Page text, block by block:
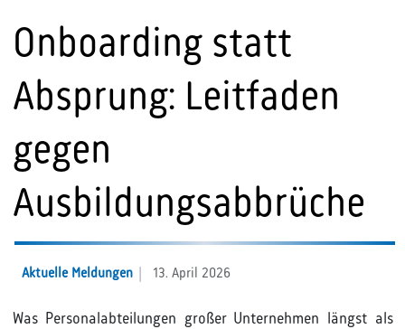
Onboarding statt
Absprung: Leitfaden
gegen
Ausbildungsabbrüche
Aktuelle Meldungen 13. April 2026
Was Personalabteilungen großer Unternehmen längst als